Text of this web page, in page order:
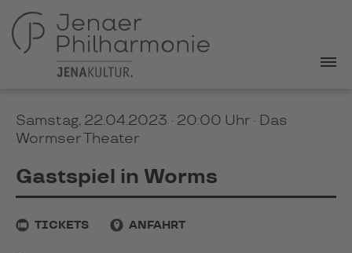
Samstag, 22.04.2023 · 20:00 Uhr · Das
Wormser Theater
Gastspiel in Worms
TICKETS ANFAHRT